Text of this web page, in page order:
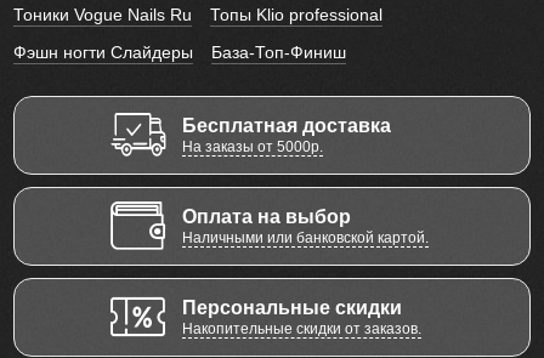
Тоники Vogue Nails Ru
Топы Klio professional
Фэшн ногти Слайдеры
База-Топ-Финиш
Бесплатная доставка
На заказы от 5000р.
Оплата на выбор
Наличными или банковской картой.
Персональные скидки
Накопительные скидки от заказов.